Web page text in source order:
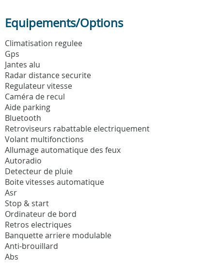
Equipements/Options
Climatisation regulee
Gps
Jantes alu
Radar distance securite
Regulateur vitesse
Caméra de recul
Aide parking
Bluetooth
Retroviseurs rabattable electriquement
Volant multifonctions
Allumage automatique des feux
Autoradio
Detecteur de pluie
Boite vitesses automatique
Asr
Stop & start
Ordinateur de bord
Retros electriques
Banquette arriere modulable
Anti-brouillard
Abs